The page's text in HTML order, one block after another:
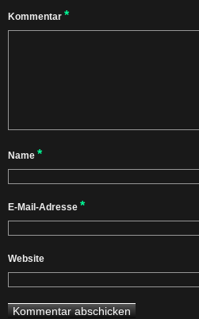
Kommentar *
Name *
E-Mail-Adresse *
Website